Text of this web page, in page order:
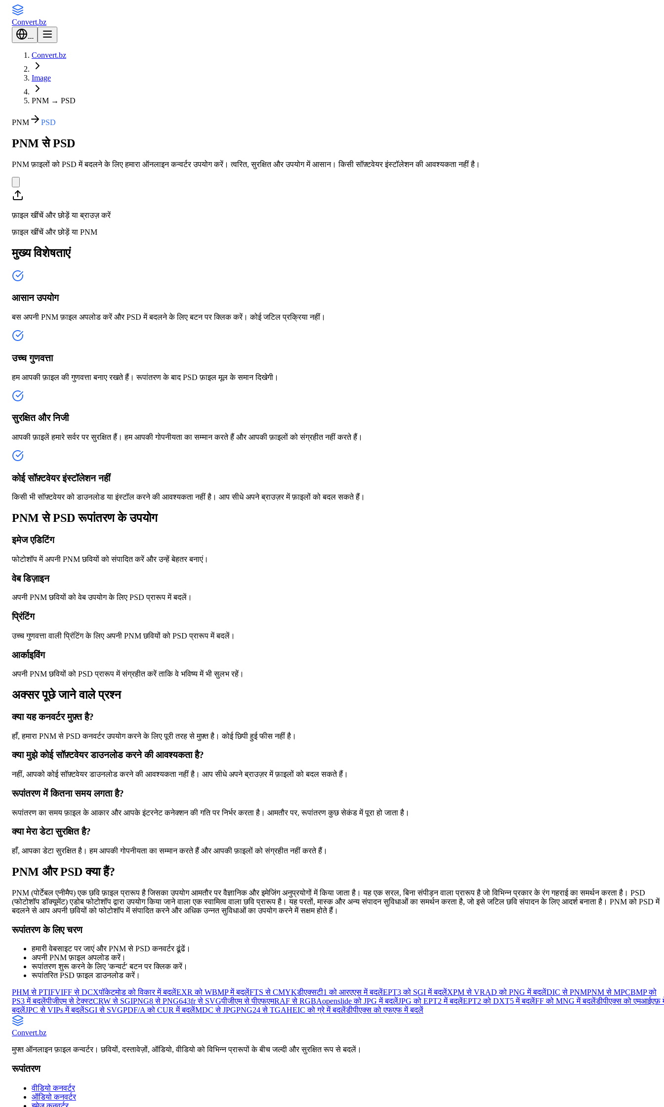
Convert.bz
---
Convert.bz
Image
PNM → PSD
PNM PSD
PNM से PSD
PNM फ़ाइलों को PSD में बदलने के लिए हमारा ऑनलाइन कन्वर्टर उपयोग करें। त्वरित, सुरक्षित और उपयोग में आसान। किसी सॉफ़्टवेयर इंस्टॉलेशन की आवश्यकता नहीं है।
फ़ाइल खींचें और छोड़ें या ब्राउज़ करें
फ़ाइल खींचें और छोड़ें या PNM
मुख्य विशेषताएं
आसान उपयोग
बस अपनी PNM फ़ाइल अपलोड करें और PSD में बदलने के लिए बटन पर क्लिक करें। कोई जटिल प्रक्रिया नहीं।
उच्च गुणवत्ता
हम आपकी फ़ाइल की गुणवत्ता बनाए रखते हैं। रूपांतरण के बाद PSD फ़ाइल मूल के समान दिखेगी।
सुरक्षित और निजी
आपकी फ़ाइलें हमारे सर्वर पर सुरक्षित हैं। हम आपकी गोपनीयता का सम्मान करते हैं और आपकी फ़ाइलों को संग्रहीत नहीं करते हैं।
कोई सॉफ़्टवेयर इंस्टॉलेशन नहीं
किसी भी सॉफ़्टवेयर को डाउनलोड या इंस्टॉल करने की आवश्यकता नहीं है। आप सीधे अपने ब्राउज़र में फ़ाइलों को बदल सकते हैं।
PNM से PSD रूपांतरण के उपयोग
इमेज एडिटिंग
फोटोशॉप में अपनी PNM छवियों को संपादित करें और उन्हें बेहतर बनाएं।
वेब डिज़ाइन
अपनी PNM छवियों को वेब उपयोग के लिए PSD प्रारूप में बदलें।
प्रिंटिंग
उच्च गुणवत्ता वाली प्रिंटिंग के लिए अपनी PNM छवियों को PSD प्रारूप में बदलें।
आर्काइविंग
अपनी PNM छवियों को PSD प्रारूप में संग्रहीत करें ताकि वे भविष्य में भी सुलभ रहें।
अक्सर पूछे जाने वाले प्रश्न
क्या यह कनवर्टर मुफ़्त है?
हाँ, हमारा PNM से PSD कनवर्टर उपयोग करने के लिए पूरी तरह से मुफ़्त है। कोई छिपी हुई फीस नहीं है।
क्या मुझे कोई सॉफ़्टवेयर डाउनलोड करने की आवश्यकता है?
नहीं, आपको कोई सॉफ़्टवेयर डाउनलोड करने की आवश्यकता नहीं है। आप सीधे अपने ब्राउज़र में फ़ाइलों को बदल सकते हैं।
रूपांतरण में कितना समय लगता है?
रूपांतरण का समय फ़ाइल के आकार और आपके इंटरनेट कनेक्शन की गति पर निर्भर करता है। आमतौर पर, रूपांतरण कुछ सेकंड में पूरा हो जाता है।
क्या मेरा डेटा सुरक्षित है?
हाँ, आपका डेटा सुरक्षित है। हम आपकी गोपनीयता का सम्मान करते हैं और आपकी फ़ाइलों को संग्रहीत नहीं करते हैं।
PNM और PSD क्या हैं?
PNM (पोर्टेबल एनीमैप) एक छवि फ़ाइल प्रारूप है जिसका उपयोग आमतौर पर वैज्ञानिक और इमेजिंग अनुप्रयोगों में किया जाता है। यह एक सरल, बिना संपीड़न वाला प्रारूप है जो विभिन्न प्रकार के रंग गहराई का समर्थन करता है। PSD
(फोटोशॉप डॉक्यूमेंट) एडोब फोटोशॉप द्वारा उपयोग किया जाने वाला एक स्वामित्व वाला छवि प्रारूप है। यह परतों, मास्क और अन्य संपादन सुविधाओं का समर्थन करता है, जो इसे जटिल छवि संपादन के लिए आदर्श बनाता है। PNM को PSD में
बदलने से आप अपनी छवियों को फोटोशॉप में संपादित करने और अधिक उन्नत सुविधाओं का उपयोग करने में सक्षम होते हैं।
रूपांतरण के लिए चरण
हमारी वेबसाइट पर जाएं और PNM से PSD कनवर्टर ढूंढें।
अपनी PNM फ़ाइल अपलोड करें।
रूपांतरण शुरू करने के लिए 'कन्वर्ट' बटन पर क्लिक करें।
रूपांतरित PSD फ़ाइल डाउनलोड करें।
PHM से PTIFVIFF से DCXपॉकेटमोड को विकार में बदलेंEXR को WBMP में बदलेंFTS से CMYKडीएक्सटी1 को आरएएस में बदलेंEPT3 को SGI में बदलेंXPM से VRAD को PNG में बदलेंDIC से PNMPNM से MPCBMP को
PS3 में बदलेंपीजीएम से टेक्स्टCRW से SGIPNG8 से PNG643fr से SVGपीजीएम से पीएफएमRAF से RGBAopenslide को JPG में बदलेंJPG को EPT2 में बदलेंEPT2 को DXT5 में बदलेंFF को MNG में बदलेंडीपीएक्स को एमआईएफ़
बदलेंJPC से VIPs में बदलेंSGI से SVGPDF/A को CUR में बदलेंMDC से JPGPNG24 से TGAHEIC को ग्रे में बदलेंडीपीएक्स को एफएफ में बदलें
Convert.bz
मुफ्त ऑनलाइन फ़ाइल कन्वर्टर। छवियों, दस्तावेज़ों, ऑडियो, वीडियो को विभिन्न प्रारूपों के बीच जल्दी और सुरक्षित रूप से बदलें।
रूपांतरण
वीडियो कनवर्टर
ऑडियो कनवर्टर